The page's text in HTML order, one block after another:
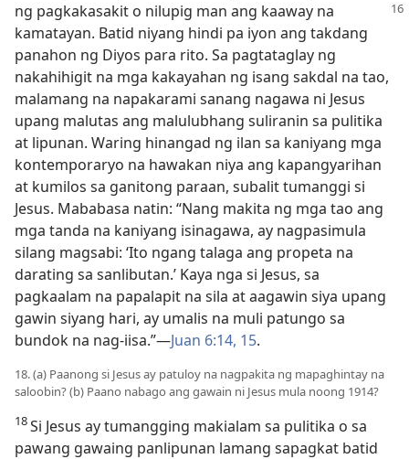
ng pagkakasakit o nilupig man ang kaaway na
kamatayan. Batid niyang hindi pa iyon ang takdang
panahon ng Diyos para rito. Sa pagtataglay ng
nakahihigit na mga kakayahan ng isang sakdal na tao,
malamang na napakarami sanang nagawa ni Jesus
upang malutas ang malulubhang suliranin sa pulitika
at lipunan. Waring hinangad ng ilan sa kaniyang mga
kontemporaryo na hawakan niya ang kapangyarihan
at kumilos sa ganitong paraan, subalit tumanggi si
Jesus. Mababasa natin: “Nang makita ng mga tao ang
mga tanda na kaniyang isinagawa, ay nagpasimula
silang magsabi: ‘Ito ngang talaga ang propeta na
darating sa sanlibutan.’ Kaya nga si Jesus, sa
pagkaalam na papalapit na sila at aagawin siya upang
gawin siyang hari, ay umalis na muli patungo sa
bundok na nag-iisa.”​—Juan 6:14, 15.
18. (a) Paanong si Jesus ay patuloy na nagpakita ng mapaghintay na
saloobin? (b) Paano nabago ang gawain ni Jesus mula noong 1914?
18Si Jesus ay tumangging makialam sa pulitika o sa
pawang gawaing panlipunan lamang sapagkat batid